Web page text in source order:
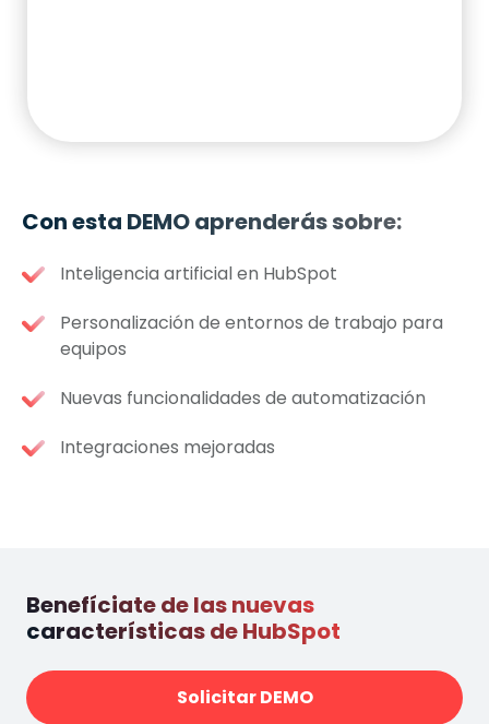
Con esta DEMO aprenderás sobre:
Inteligencia artificial en HubSpot
Personalización de entornos de trabajo para
equipos
Nuevas funcionalidades de automatización
Integraciones mejoradas
Benefíciate de las nuevas
características de HubSpot
Solicitar DEMO